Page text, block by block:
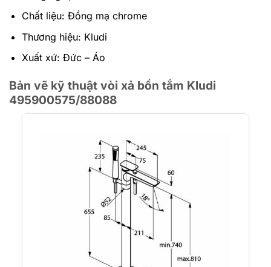
Chất liệu: Đồng mạ chrome
Thương hiệu: Kludi
Xuất xứ: Đức – Áo
Bản vẽ kỹ thuật vòi xả bồn tắm Kludi
495900575/88088